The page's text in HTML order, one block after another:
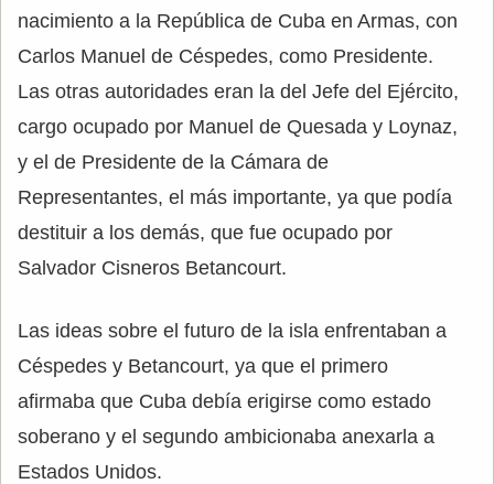
nacimiento a la República de Cuba en Armas, con
Carlos Manuel de Céspedes, como Presidente.
Las otras autoridades eran la del Jefe del Ejército,
cargo ocupado por Manuel de Quesada y Loynaz,
y el de Presidente de la Cámara de
Representantes, el más importante, ya que podía
destituir a los demás, que fue ocupado por
Salvador Cisneros Betancourt.
Las ideas sobre el futuro de la isla enfrentaban a
Céspedes y Betancourt, ya que el primero
afirmaba que Cuba debía erigirse como estado
soberano y el segundo ambicionaba anexarla a
Estados Unidos.